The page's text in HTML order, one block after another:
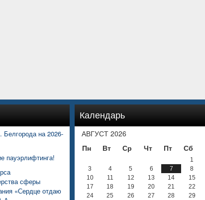
на 2026-
пауэрлифтинга!
сферы
«Сердце отдаю
Календарь
АВГУСТ 2026
Пн
Вт Ср Чт Пт Сб
1
3
4 5 6 7 8
10
11 12 13 14 15
17
18 19 20 21 22
24
25 26 27 28 29